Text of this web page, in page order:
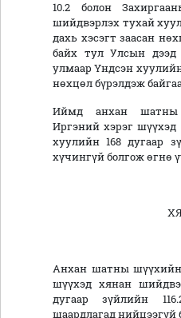
10.2 болон
шийдвэрлэх тухай
дахь хэсэгт заасан
байх тул Улсын дээд
улмаар Үндсэн
нөхцөл бүрэлдэж
Иймд анхан шатны
Иргэний хэрэг
хуулийн 168 дугаар
хүчингүй болгож өгнө
Анхан шатны
шүүхэд хянан
дугаар зүйлийн
шаардлагад нийцээгүй